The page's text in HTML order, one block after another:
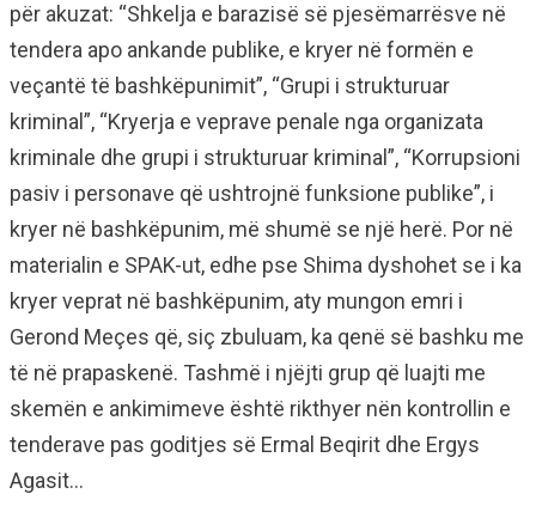
për akuzat: “Shkelja e barazisë së pjesëmarrësve në
tendera apo ankande publike, e kryer në formën e
veçantë të bashkëpunimit”, “Grupi i strukturuar
kriminal”, “Kryerja e veprave penale nga organizata
kriminale dhe grupi i strukturuar kriminal”, “Korrupsioni
pasiv i personave që ushtrojnë funksione publike”, i
kryer në bashkëpunim, më shumë se një herë. Por në
materialin e SPAK-ut, edhe pse Shima dyshohet se i ka
kryer veprat në bashkëpunim, aty mungon emri i
Gerond Meçes që, siç zbuluam, ka qenë së bashku me
të në prapaskenë. Tashmë i njëjti grup që luajti me
skemën e ankimimeve është rikthyer nën kontrollin e
tenderave pas goditjes së Ermal Beqirit dhe Ergys
Agasit…